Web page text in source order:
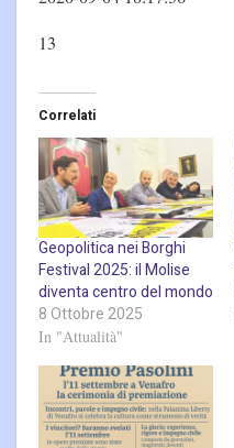
13
Correlati
Geopolitica nei Borghi
Festival 2025: il Molise
diventa centro del mondo
8 Ottobre 2025
In "Attualità"